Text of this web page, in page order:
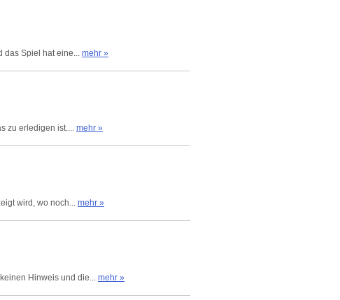
das Spiel hat eine... mehr »
zu erledigen ist.... mehr »
wird, wo noch... mehr »
Hinweis und die... mehr »